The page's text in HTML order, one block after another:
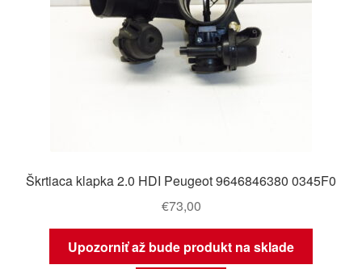
Škrtiaca klapka 2.0 HDI Peugeot 9646846380 0345F0
€73,00
Upozorniť až bude produkt na sklade